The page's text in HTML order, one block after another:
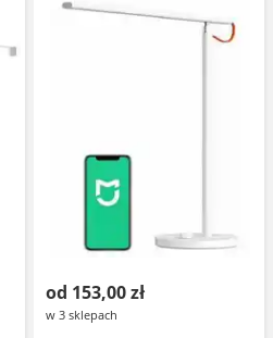
od 153,00 zł
w 3 sklepach